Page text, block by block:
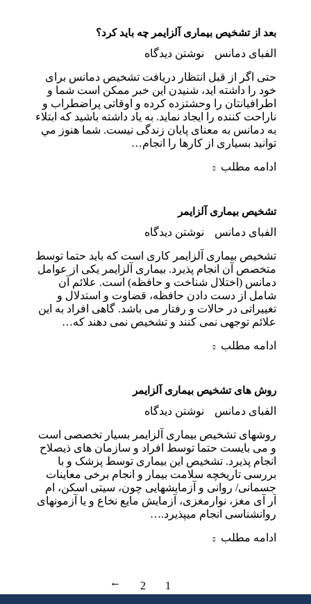
بعد از تشخیص بیماری آلزایمر چه باید کرد؟
الفبای دمانس
نوشتن دیدگاه
حتی اگر از قبل انتظار دریافت تشخيص دمانس برای
خود را داشته اید، شنیدن این خبر ممکن است شما و
اطرافیانتان را وحشتزده کرده و اوقاتی پراضطراب و
ناراحت کننده را ایجاد نماید. به یاد داشته باشید که ابتلاء
به دمانس به معنای پایان زندگی نیست. شما هنوز مي
توانيد بسیاری از كارها را انجام…
ادامه مطلب
تشخیص بیماری آلزایمر
الفبای دمانس
نوشتن دیدگاه
تشخیص بیماری آلزایمر کاری است که باید حتما توسط
متخصص آن انجام پذیرد. بیماری آلزایمر یکی از عوامل
دمانس (اختلال شناخت و حافظه) است. علائم آن
شامل از دست دادن حافظه، قضاوت و استدلال و
تغییراتی در حالات و رفتار می باشد. گاهی افراد به این
علائم توجهی نمی کنند و تشخیص نمی دهند که…
ادامه مطلب
روش های تشخیص بیماری آلزایمر
الفبای دمانس
نوشتن دیدگاه
روشهای تشخیص بیماری آلزایمر بسیار تخصصی است
و می بایست حتما توسط افراد و سازمان های ذیصلاح
انجام پذیرد. تشخیص این بیماری توسط پزشک و با
بررسی تاریخچه سلامت بیمار و انجام برخی معاینات
جسمانی/ روانی و آزمایشهایی چون، سیتی اسکن، ام
آر آی مغز، نوارمغزی، آزمایش مایع نخاع و یا آزمونهای
روانشناسی انجام میپذیرد.…
ادامه مطلب
1
2
→